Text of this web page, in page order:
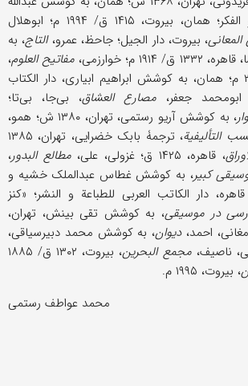
علی مهنا، بیروت، دار الفکر؛ همان، بیروت، ۱۴۱۵ ق/ ۱۹۹۴ م؛ ابوهلال
المعانی، بیروت، دار الجیل؛ جاحظ، عمرو،التاج، به
م؛ خوارزمی،
مفاتیح العلوم،
بیروت، ۱۴۲۸ ق/ ۲۰۰۸ م؛ همان، به کوشش ابراهیم ابیاری، دار الکتاب
جعفر، مصارع العشاق، بی‌جا، بی‌تا؛
، به کوشش آریو رستمی، تهران، ۱۳۸۰ ش؛ همو،
التألیفیة
، ترجمۀ بابک خضرایی، تهران، ۱۳۸۵
، قاهره، ۱۴۲۵ ق؛ غزولی، علی، مطالع البدور،
کبیر، به کوشش غطاس عبدالملک خشیه و
دار الکاتب العربی للطباعة و النشر؛ «کنز
در موسیقی، به کوشش تقی بینش، تهران،
دیوان، به کوشش محمد دبیرسیاقی،
مجمع البحرین
، بیروت، ۱۳۰۲ ق/ ۱۸۸۵
، بیروت، ۱۹۹۵ م.
محمد عواطف رستمی